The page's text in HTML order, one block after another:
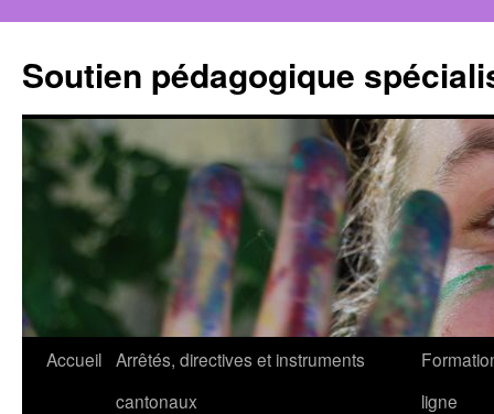
contenu
Soutien pédagogique
Accueil Arrêtés, directives et instruments
cantonaux
ligne